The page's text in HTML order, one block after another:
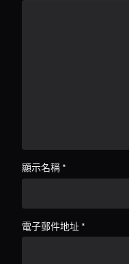
顯示名稱 *
電子郵件地址 *